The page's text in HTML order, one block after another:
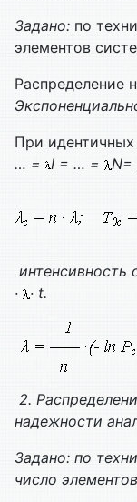
Задано: по
элементов
Распределение
При
… =
I = … = N=
интенсивность
·
· t.
2.
надежности
Задано: по
число